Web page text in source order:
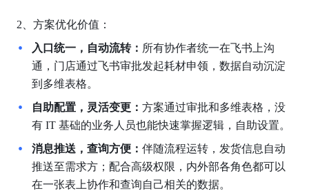
2、方案优化价值：
入口统一，自动流转： 所有协作者统一在飞书上沟
通，门店通过飞书审批发起耗材申领，数据自动沉淀
到多维表格。
自助配置，灵活变更： 方案通过审批和多维表格，没
有 IT 基础的业务人员也能快速掌握逻辑，自助设置。
消息推送，查询方便： 伴随流程运转，发货信息自动
推送至需求方；配合高级权限，内外部各角色都可以
在一张表上协作和查询自己相关的数据。